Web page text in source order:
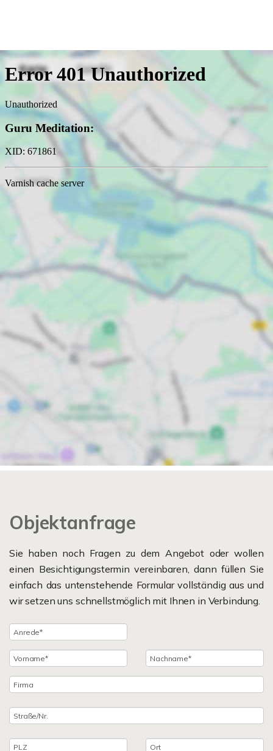
Objektanfrage
Sie haben noch Fragen zu dem Angebot oder wollen
einen Besichtigungstermin vereinbaren, dann füllen Sie
einfach das untenstehende Formular vollständig aus und
wir setzen uns schnellstmöglich mit Ihnen in Verbindung.